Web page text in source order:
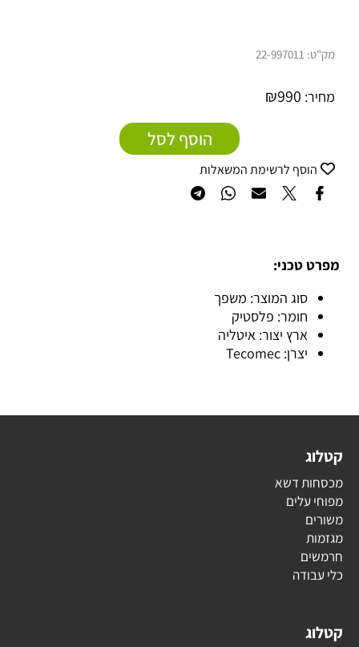
מק"ט: 22-997011
מחיר: ₪990
הוסף לסל
הוסף לרשימת המשאלות
מפרט טכני:
סוג המוצר: משפך
חומר: פלסטיק
ארץ יצור: איטליה
יצרן: Tecomec
קטלוג
מכסחות דשא
מפוחי עלים
משורים
מגזמות
חרמשים
כלי עבודה
קטלוג